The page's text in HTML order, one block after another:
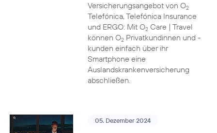
Versicherungsangebot von O2
Telefónica, Telefónica Insurance
und ERGO: Mit O2Care | Travel
können O2Privatkundinnen und -
kunden einfach über ihr
Smartphone eine
Auslandskrankenversicherung
abschließen.
05. Dezember 2024